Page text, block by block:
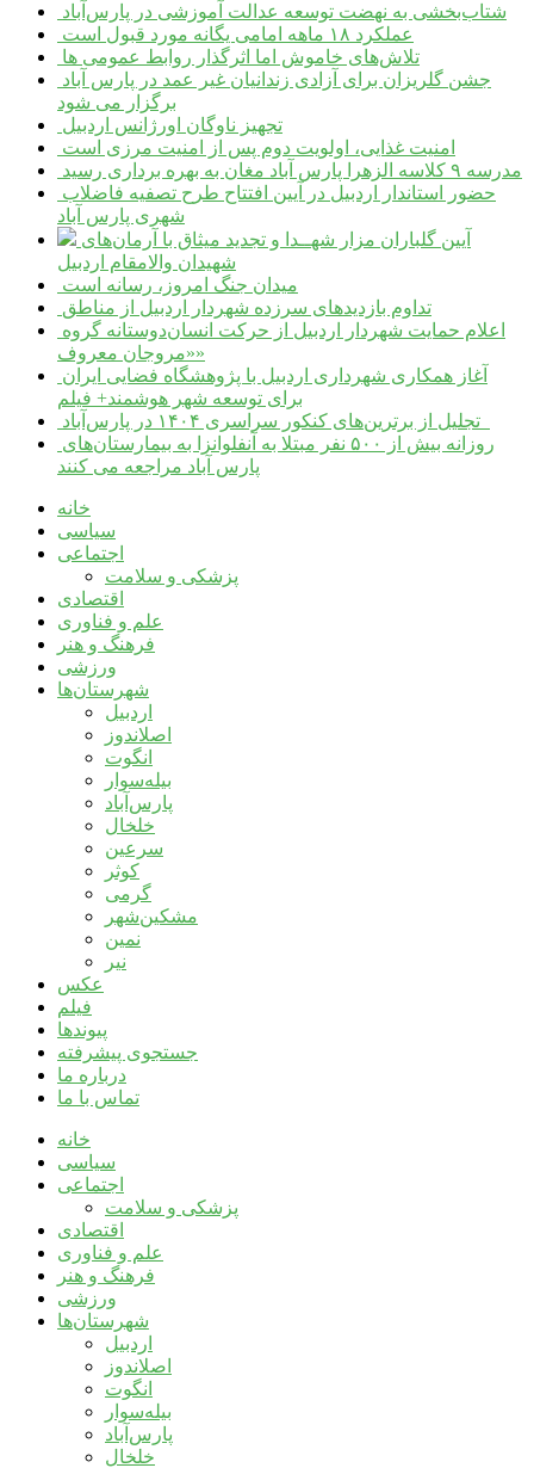
شتاب‌بخشی به نهضت توسعه عدالت آموزشی در پارس‌آباد
عملکرد ۱۸ ماهه امامی یگانه مورد قبول است
تلاش‌های خاموش اما اثرگذار روابط عمومی ها
برگزار می شود
تجهیز ناوگان اورژانس اردبیل
امنیت غذایی، اولویت دوم پس از امنیت مرزی است
مدرسه ۹ کلاسه الزهرا پارس آباد مغان به بهره برداری رسید
شهری پارس آباد
شهیدان والامقام اردبیل
میدان جنگ امروز، رسانه است
تداوم بازدیدهای سرزده شهردار اردبیل از مناطق
«مروجان معروف»
برای توسعه شهر هوشمند+ فیلم
پارس آباد مراجعه می کنند
خانه
سیاسی
اجتماعی
پزشکی و سلامت
اقتصادی
علم و فناوری
فرهنگ و هنر
ورزشی
شهرستان‌ها
اردبیل
اصلاندوز
انگوت
بیله‌سوار
پارس‌آباد
خلخال
سرعین
کوثر
گرمی
مشکین‌شهر
نمین
نیر
عکس
فیلم
پیوندها
جستجوی پیشرفته
درباره ما
تماس با ما
خانه
سیاسی
اجتماعی
پزشکی و سلامت
اقتصادی
علم و فناوری
فرهنگ و هنر
ورزشی
شهرستان‌ها
اردبیل
اصلاندوز
انگوت
بیله‌سوار
پارس‌آباد
خلخال